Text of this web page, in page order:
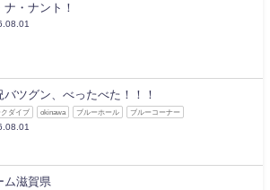
ナ・ナント！
バツグン、べったべた！！！
クダイブ okinawa ブルーホール ブルーコーナー
ム滋賀県